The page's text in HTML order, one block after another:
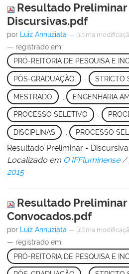
Resultado Preliminar
Discursivas.pdf
por Luiz Annuziata — última
— registrado em:
PRÓ-REITORIA DE PESQUISA E
PÓS-GRADUAÇÃO STRICTO
MESTRADO ENGENHARIA
PROCESSO SELETIVO ,
DISCIPLINAS PROCESSO
Resultado Preliminar -
Localizado em O IFFluminense /
2015
Resultado Preliminar
Convocados.pdf
por Luiz Annuziata — última
— registrado em:
PRÓ-REITORIA DE PESQUISA E